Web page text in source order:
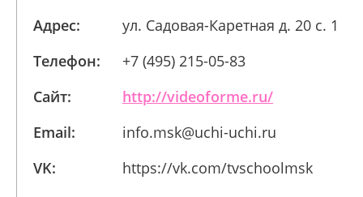
Адрес:
ул. Садовая-Каретная д. 20 с. 1
Телефон:
+7 (495) 215-05-83
Сайт:
http://videoforme.ru/
Email:
info.msk@uchi-uchi.ru
VK:
https://vk.com/tvschoolmsk